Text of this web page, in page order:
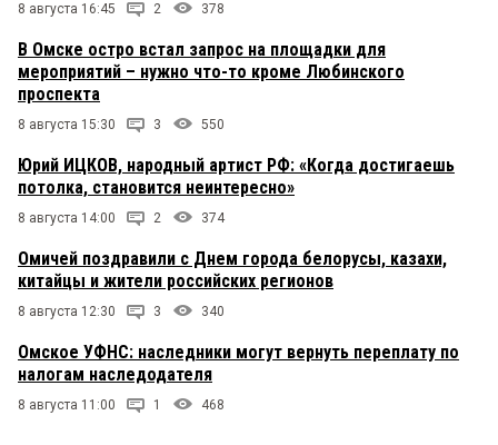
8 августа 16:45 2 378
В Омске остро встал запрос на площадки для
мероприятий – нужно что-то кроме Любинского
проспекта
8 августа 15:30 3 550
Юрий ИЦКОВ, народный артист РФ: «Когда достигаешь
потолка, становится неинтересно»
8 августа 14:00 2 374
Омичей поздравили с Днем города белорусы, казахи,
китайцы и жители российских регионов
8 августа 12:30 3 340
Омское УФНС: наследники могут вернуть переплату по
налогам наследодателя
8 августа 11:00 1 468